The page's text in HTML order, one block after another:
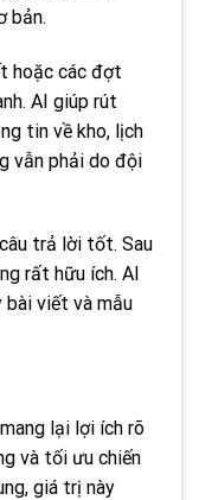
bản.
hoặc các đợt
AI giúp rút
tin về kho, lịch
vẫn phải do đội
trả lời tốt. Sau
rất hữu ích. AI
viết và mẫu
lại lợi ích rõ
và tối ưu chiến
giá trị này